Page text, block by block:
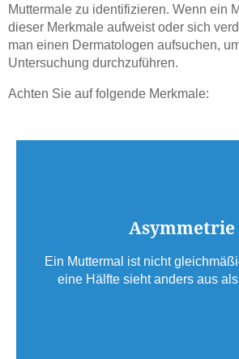
Muttermale zu identifizieren. Wenn ein
dieser Merkmale aufweist oder sich
man einen Dermatologen aufsuchen,
Untersuchung durchzuführen.
Achten Sie auf folgende Merkmale:
Asymmetrie
Ein Muttermal ist nicht
eine Hälfte sieht anders aus